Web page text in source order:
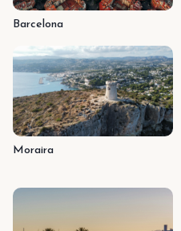
Barcelona
Moraira